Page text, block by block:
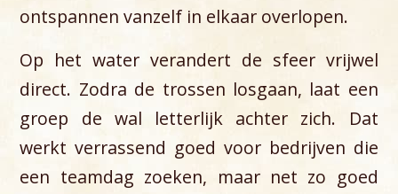
ontspannen vanzelf in elkaar overlopen.
Op het water verandert de sfeer vrijwel
direct. Zodra de trossen losgaan, laat een
groep de wal letterlijk achter zich. Dat
werkt verrassend goed voor bedrijven die
een teamdag zoeken, maar net zo goed